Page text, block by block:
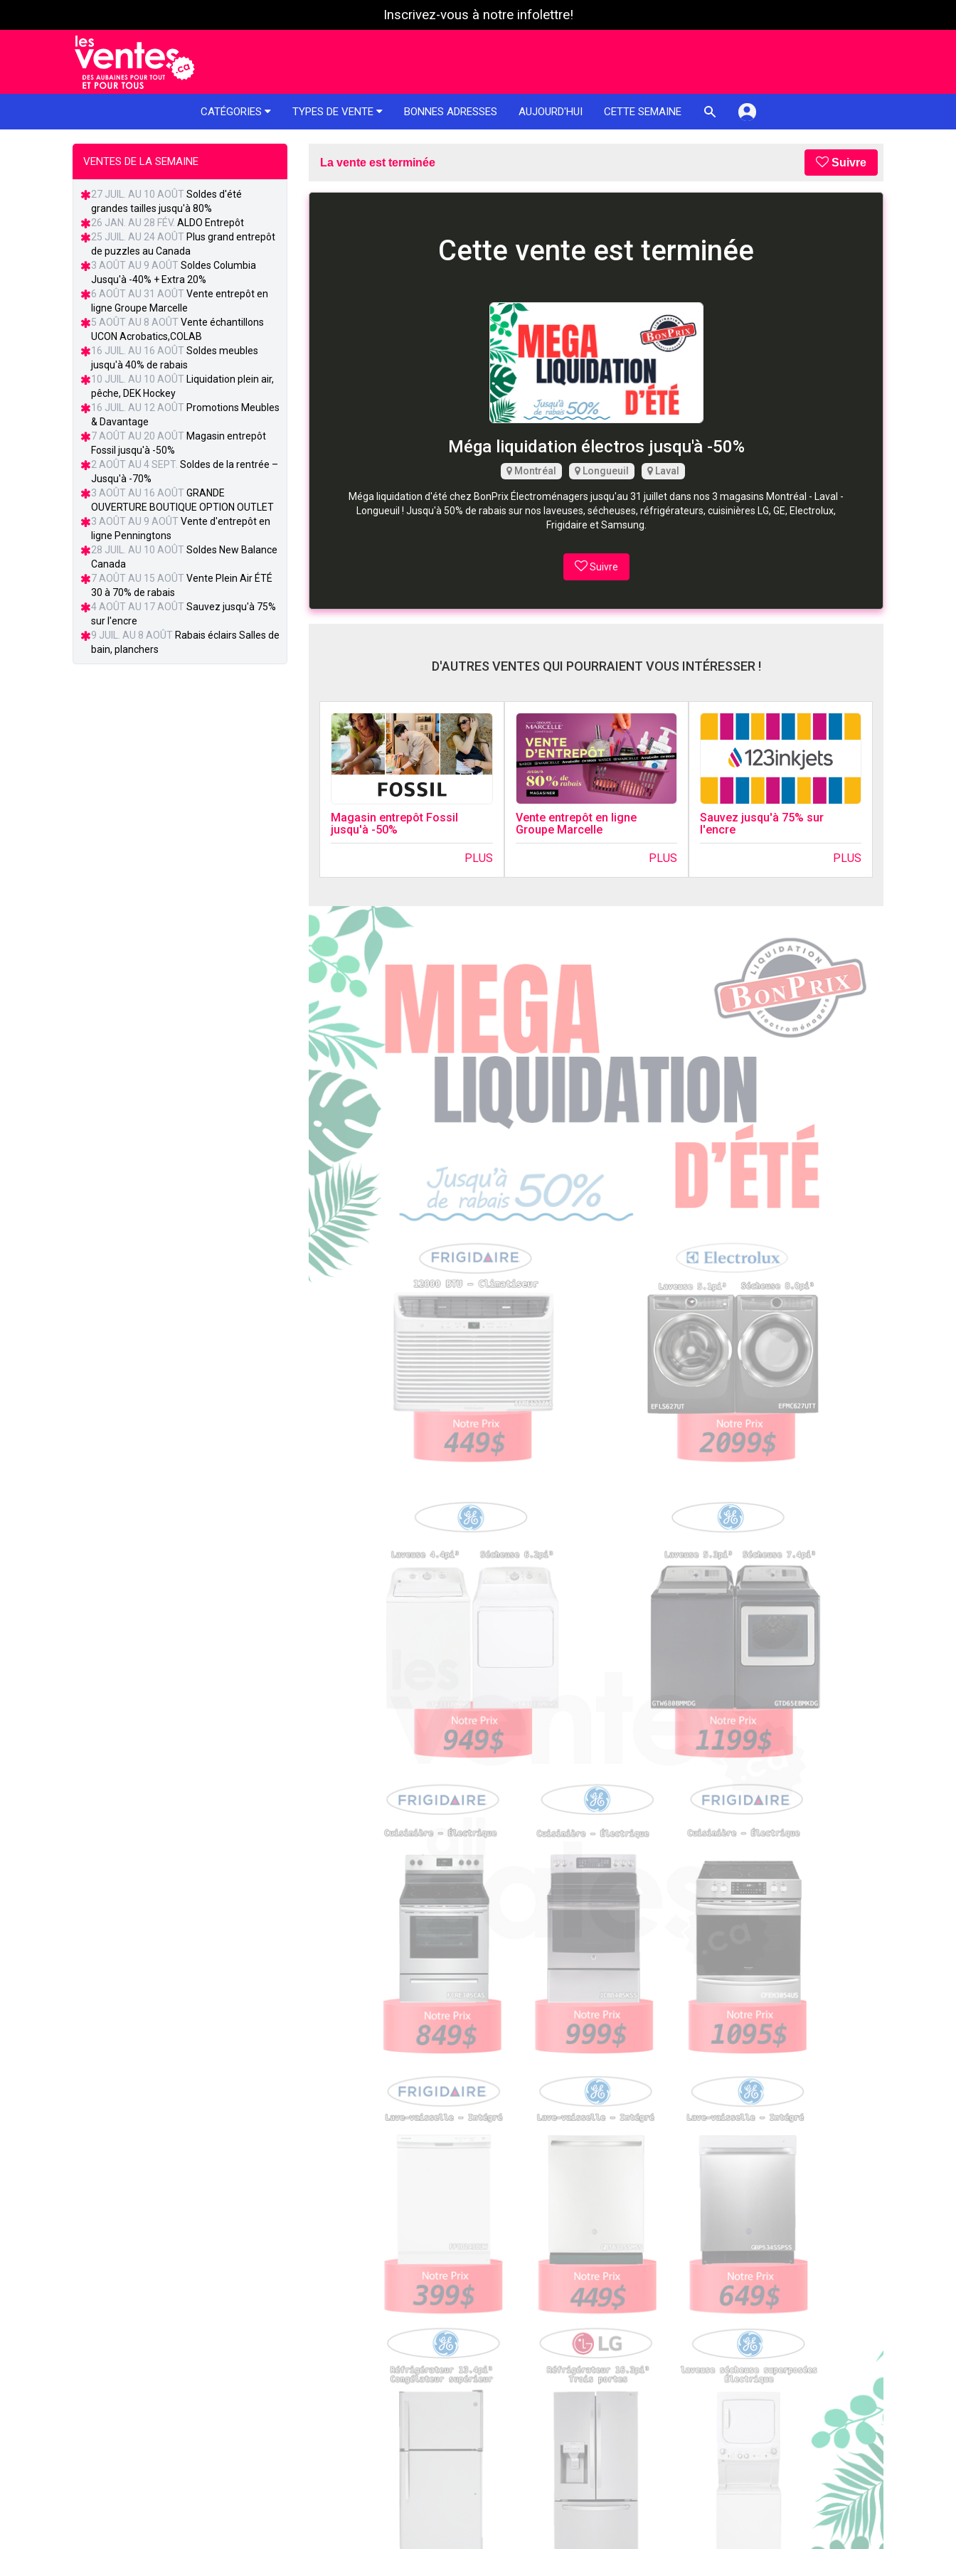
Inscrivez-vous à notre infolettre!
CATÉGORIES TYPES DE VENTE BONNES ADRESSES AUJOURD'HUI CETTE SEMAINE
La vente est terminée Suivre
Cette vente est terminée
Méga liquidation électros jusqu'à -50%
Montréal Longueuil Laval
Méga liquidation d'été chez BonPrix Électroménagers jusqu'au 31 juillet dans nos 3 magasins Montréal - Laval -
Longueuil ! Jusqu'à 50% de rabais sur nos laveuses, sécheuses, réfrigérateurs, cuisinières LG, GE, Electrolux,
Frigidaire et Samsung.
Suivre
D'AUTRES VENTES QUI POURRAIENT VOUS INTÉRESSER !
Magasin entrepôt Fossil
jusqu'à -50%
PLUS
Vente entrepôt en ligne
Groupe Marcelle
PLUS
Sauvez jusqu'à 75% sur
l'encre
PLUS
VENTES DE LA SEMAINE
27 JUIL. AU 10 AOÛT Soldes d'été
grandes tailles jusqu'à 80%
26 JAN. AU 28 FÉV. ALDO Entrepôt
25 JUIL. AU 24 AOÛT Plus grand entrepôt
de puzzles au Canada
3 AOÛT AU 9 AOÛT Soldes Columbia
Jusqu'à -40% + Extra 20%
6 AOÛT AU 31 AOÛT Vente entrepôt en
ligne Groupe Marcelle
5 AOÛT AU 8 AOÛT Vente échantillons
UCON Acrobatics,COLAB
16 JUIL. AU 16 AOÛT Soldes meubles
jusqu'à 40% de rabais
10 JUIL. AU 10 AOÛT Liquidation plein air,
pêche, DEK Hockey
16 JUIL. AU 12 AOÛT Promotions Meubles
& Davantage
7 AOÛT AU 20 AOÛT Magasin entrepôt
Fossil jusqu'à -50%
2 AOÛT AU 4 SEPT. Soldes de la rentrée –
Jusqu'à -70%
3 AOÛT AU 16 AOÛT GRANDE
OUVERTURE BOUTIQUE OPTION OUTLET
3 AOÛT AU 9 AOÛT Vente d'entrepôt en
ligne Penningtons
28 JUIL. AU 10 AOÛT Soldes New Balance
Canada
7 AOÛT AU 15 AOÛT Vente Plein Air ÉTÉ
30 à 70% de rabais
4 AOÛT AU 17 AOÛT Sauvez jusqu'à 75%
sur l'encre
9 JUIL. AU 8 AOÛT Rabais éclairs Salles de
bain, planchers